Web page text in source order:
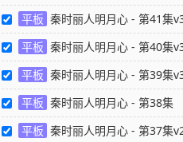
平板 秦时丽人明月心 - 第41集
平板 秦时丽人明月心 - 第40集
平板 秦时丽人明月心 - 第39集
平板 秦时丽人明月心 - 第38集
平板 秦时丽人明月心 - 第37集